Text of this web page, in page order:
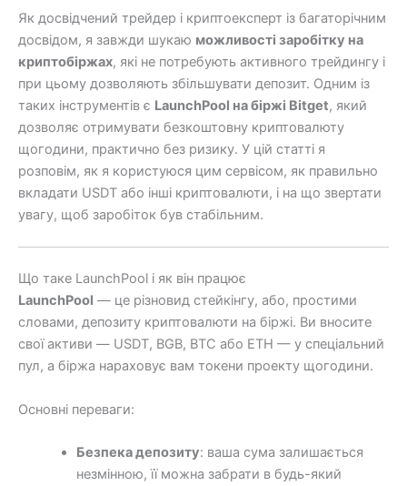
Як досвідчений трейдер і криптоексперт із багаторічним
досвідом, я завжди шукаю можливості заробітку на
криптобіржах, які не потребують активного трейдингу і
при цьому дозволяють збільшувати депозит. Одним із
таких інструментів є LaunchPool на біржі Bitget, який
дозволяє отримувати безкоштовну криптовалюту
щогодини, практично без ризику. У цій статті я
розповім, як я користуюся цим сервісом, як правильно
вкладати USDT або інші криптовалюти, і на що звертати
увагу, щоб заробіток був стабільним.
Що таке LaunchPool і як він працює
LaunchPool — це різновид стейкінгу, або, простими
словами, депозиту криптовалюти на біржі. Ви вносите
свої активи — USDT, BGB, BTC або ETH — у спеціальний
пул, а біржа нараховує вам токени проекту щогодини.
Основні переваги:
Безпека депозиту: ваша сума залишається
незмінною, її можна забрати в будь-який